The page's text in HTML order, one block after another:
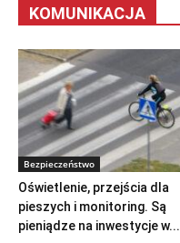
KOMUNIKACJA
Bezpieczeństwo
Oświetlenie, przejścia dla
pieszych i monitoring. Są
pieniądze na inwestycje w...